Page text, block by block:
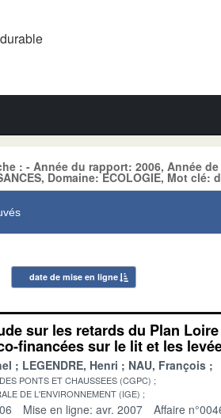
: - Année du rapport: 2006, Année
Domaine: ECOLOGIE, Mot
date de mise en ligne
sur les retards du Plan
financées sur le lit et les
LEGENDRE, Henri NAU, François
PONTS ET CHAUSSEES (CGPC)
DE L'ENVIRONNEMENT (IGE)
Mise en ligne: avr. 2007 Affaire